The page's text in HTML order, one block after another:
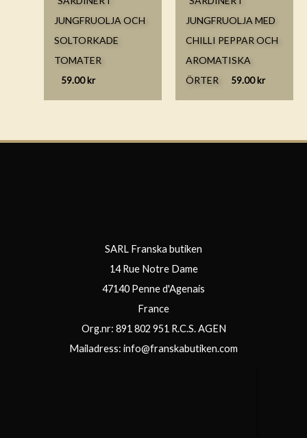
JUNGFRUOLJA OCH
SOLTORKADE
TOMATER
59.00kr
JUNGFRUOLJA MED
CHILLI PEPPAR OCH
AROMATISKA
ÖRTER
59.00kr
SARL Franska butiken
14 Rue Notre Dame
47140 Penne d'Agenais
France
Org.nr: 891 802 951 R.C.S. AGEN
Mailadress: info@franskabutiken.com